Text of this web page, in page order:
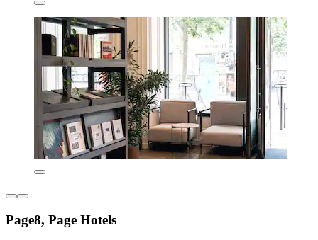
Page8, Page Hotels